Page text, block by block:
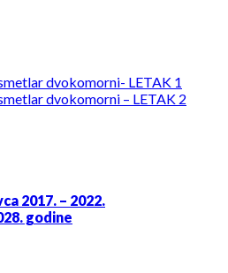
dvokomorni- LETAK 1
dvokomorni – LETAK 2
2017. – 2022.
godine